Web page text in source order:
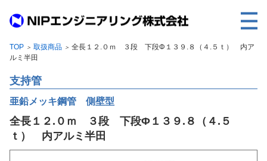
TOP
事業内容
取扱製品
各種実績
会社案内
TOP ＞ 取扱商品 ＞ 全長１２.０ｍ ３段 下段Φ１３９.８（４.５ｔ） 内ア
ルミ半田
支持管
亜鉛メッキ鋼管 側壁型
全長１２.０ｍ ３段 下段Φ１３９.８（４.５
ｔ） 内アルミ半田